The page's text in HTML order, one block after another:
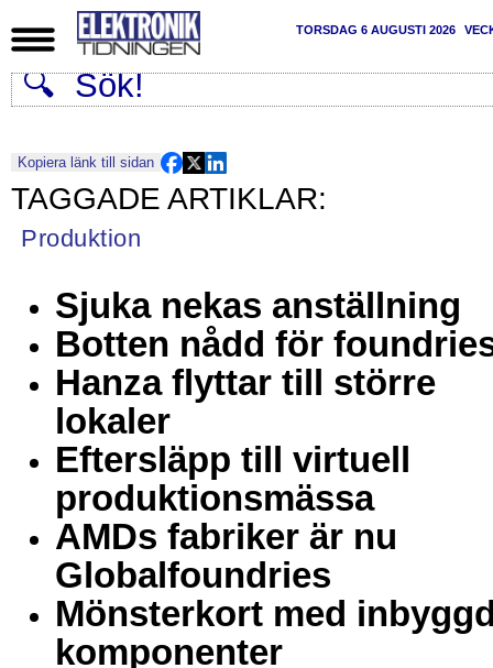
TORSDAG 6 AUGUSTI 2026
Kopiera länk till sidan
Produktion
Sjuka nekas anställning
Botten nådd för
Hanza flyttar till större
lokaler
Eftersläpp till virtuell
produktionsmässa
AMDs fabriker är nu
Globalfoundries
Mönsterkort med
komponenter